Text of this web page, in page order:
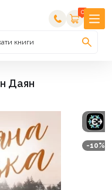
0
книги
Даян
-10%